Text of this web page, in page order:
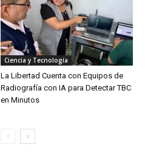
Ciencia y Tecnología
La Libertad Cuenta con Equipos de
Radiografía con IA para Detectar TBC
en Minutos